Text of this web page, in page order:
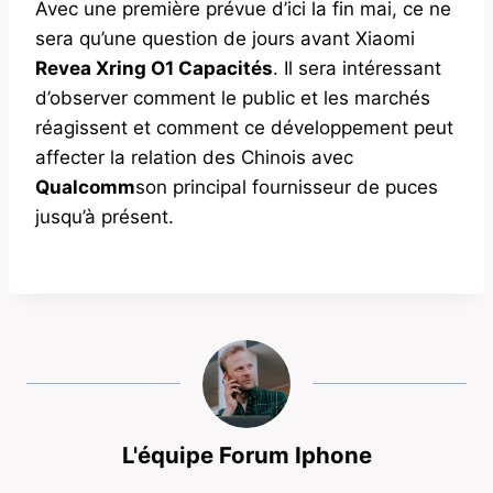
Avec une première prévue d’ici la fin mai, ce ne
sera qu’une question de jours avant Xiaomi
Revea Xring O1 Capacités. Il sera intéressant
d’observer comment le public et les marchés
réagissent et comment ce développement peut
affecter la relation des Chinois avec
Qualcommson principal fournisseur de puces
jusqu’à présent.
L'équipe Forum Iphone